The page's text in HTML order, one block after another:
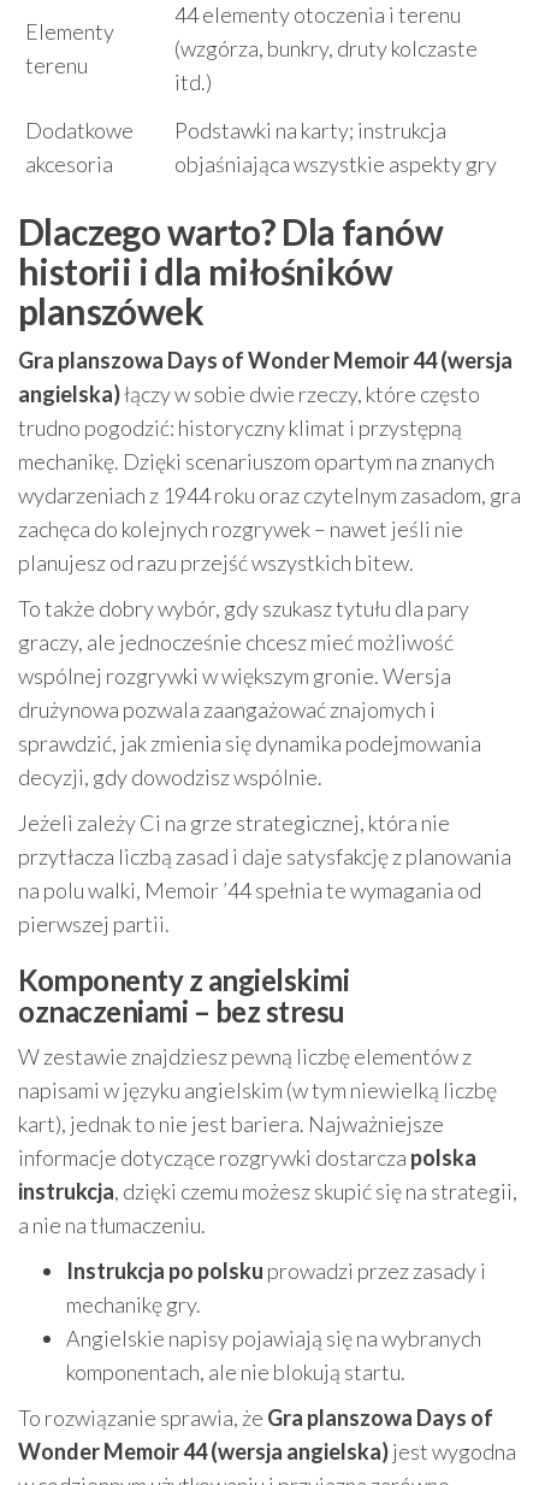
Elementy
terenu
44 elementy otoczenia i terenu
(wzgórza, bunkry, druty kolczaste
itd.)
Dodatkowe
akcesoria
Podstawki na karty; instrukcja
objaśniająca wszystkie aspekty gry
Dlaczego warto? Dla fanów
historii i dla miłośników
planszówek
Gra planszowa Days of Wonder Memoir 44 (wersja
angielska)łączy w sobie dwie rzeczy, które często
trudno pogodzić: historyczny klimat i przystępną
mechanikę. Dzięki scenariuszom opartym na znanych
wydarzeniach z 1944 roku oraz czytelnym zasadom, gra
zachęca do kolejnych rozgrywek – nawet jeśli nie
planujesz od razu przejść wszystkich bitew.
To także dobry wybór, gdy szukasz tytułu dla pary
graczy, ale jednocześnie chcesz mieć możliwość
wspólnej rozgrywki w większym gronie. Wersja
drużynowa pozwala zaangażować znajomych i
sprawdzić, jak zmienia się dynamika podejmowania
decyzji, gdy dowodzisz wspólnie.
Jeżeli zależy Ci na grze strategicznej, która nie
przytłacza liczbą zasad i daje satysfakcję z planowania
na polu walki, Memoir ’44 spełnia te wymagania od
pierwszej partii.
Komponenty z angielskimi
oznaczeniami – bez stresu
W zestawie znajdziesz pewną liczbę elementów z
napisami w języku angielskim (w tym niewielką liczbę
kart), jednak to nie jest bariera. Najważniejsze
informacje dotyczące rozgrywki dostarcza polska
instrukcja, dzięki czemu możesz skupić się na strategii,
a nie na tłumaczeniu.
Instrukcja po polsku prowadzi przez zasady i
mechanikę gry.
Angielskie napisy pojawiają się na wybranych
komponentach, ale nie blokują startu.
To rozwiązanie sprawia, że Gra planszowa Days of
Wonder Memoir 44 (wersja angielska)jest wygodna